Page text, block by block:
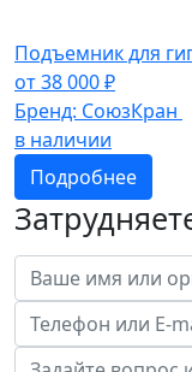
Подъемник для
от38 000₽
Бренд: СоюзКран
в наличии
Подробнее